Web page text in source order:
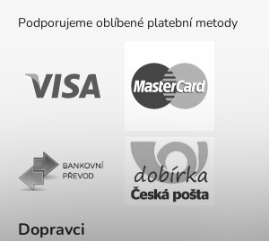
Podporujeme oblíbené platební metody
Dopravci